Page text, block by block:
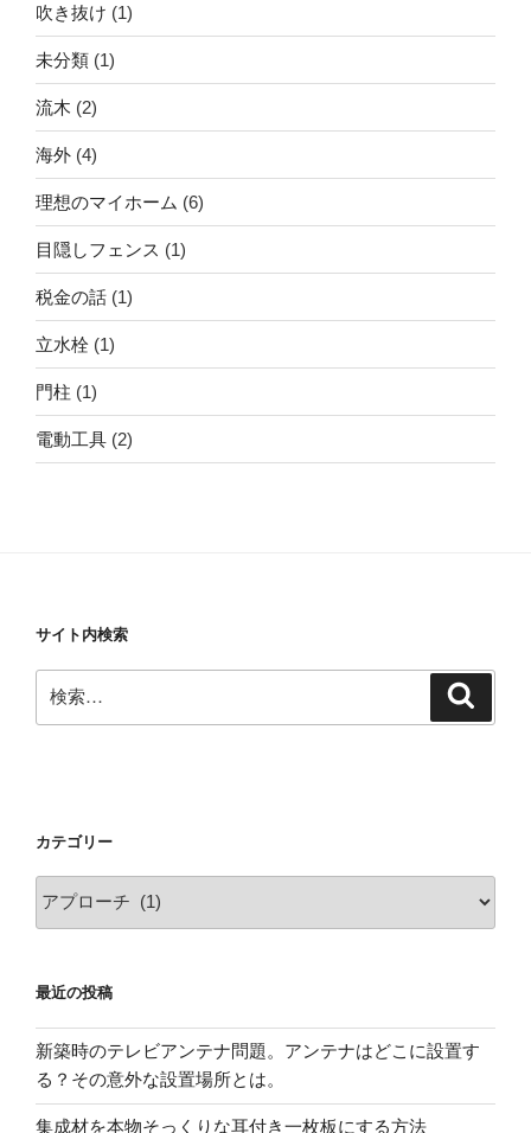
吹き抜け (1)
未分類 (1)
流木 (2)
海外 (4)
理想のマイホーム (6)
目隠しフェンス (1)
税金の話 (1)
立水栓 (1)
門柱 (1)
電動工具 (2)
サイト内検索
索:
カテゴリー
ー
最近の投稿
新築時のテレビアンテナ問題。アンテナはどこに設置す
る？その意外な設置場所とは。
集成材を本物そっくりな耳付き一枚板にする方法